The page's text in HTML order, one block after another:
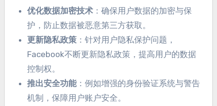
优化数据加密技术：确保用户数据的加密与保
护，防止数据被恶意第三方获取。
更新隐私政策：针对用户隐私保护问题，
Facebook不断更新隐私政策，提高用户的数据
控制权。
推出安全功能：例如增强的身份验证系统与警告
机制，保障用户账户安全。